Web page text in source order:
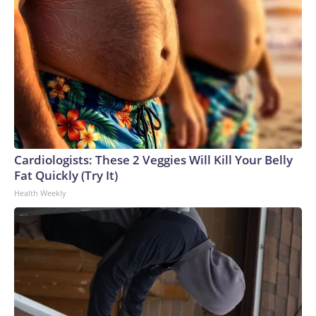
de otros desde el año pasado, según consta en los
documentos judiciales.Más de 40 grandes incendios están
activos en Washington y Oregón, más de la mitad del total
nacional, según el Centro Nacional Interagencial de
Incendios. Esta ya es la peor temporada de incendios en
más de 30 años para ambos estados, una temporada
exacerbada por el cambio climático provocado por el ser
humano. El humo de estos incendios también está
deteriorando la calidad del aire en algunas zonas del
noroeste.Los vientos fuertes persistirán en la tarde de este
sábado, tras intensificarse el viernes, y, junto con la
incendios.Se mantiene vigente una alerta roja por riesgo de
incendios para el centro y el este de Washington —incluida la
zona de Spokane— y el norte de Oregon, al menos hasta el
sábado por la noche. Estas alertas son emitidas por el
Servicio Meteorológico Nacional para advertir sobre
condiciones meteorológicas que pueden propiciar la
Cardiologists: These 2 Veggies Will Kill Your Belly
Fat Quickly (Try It)
Health Weekly